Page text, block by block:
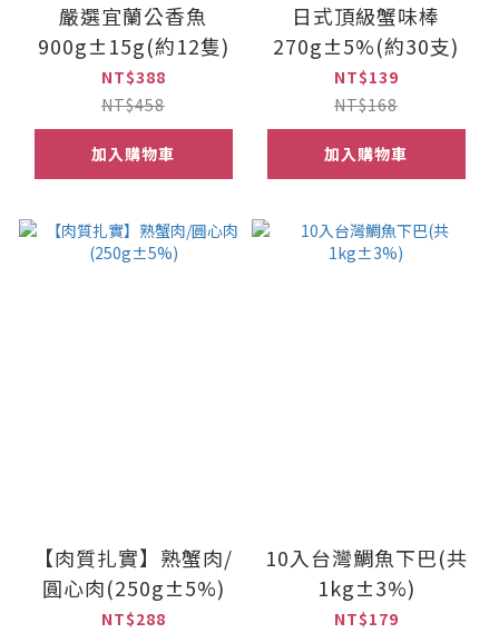
嚴選宜蘭公香魚
900g±15g(約12隻)
NT$388
NT$458
加入購物車
日式頂級蟹味棒
270g±5%(約30支)
NT$139
NT$168
加入購物車
【肉質扎實】熟蟹肉/
圓心肉(250g±5%)
NT$288
10入台灣鯛魚下巴(共
1kg±3%)
NT$179